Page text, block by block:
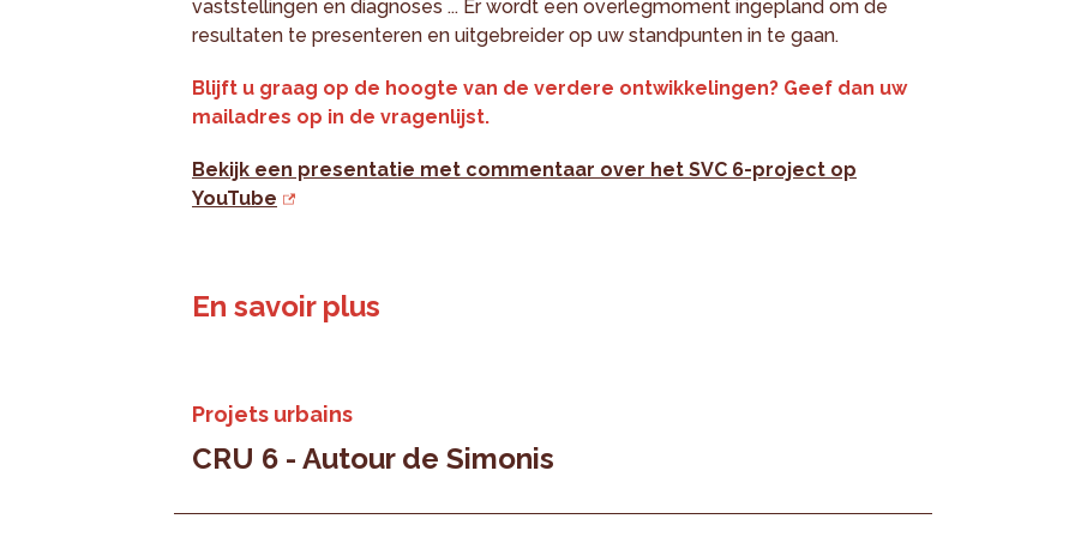
vaststellingen en diagnoses ... Er wordt een overlegmoment ingepland om de
resultaten te presenteren en uitgebreider op uw standpunten in te gaan.
Blijft u graag op de hoogte van de verdere ontwikkelingen? Geef dan uw
mailadres op in de vragenlijst.
Bekijk een presentatie met commentaar over het SVC 6-project op
YouTube
En savoir plus
Projets urbains
CRU 6 - Autour de Simonis